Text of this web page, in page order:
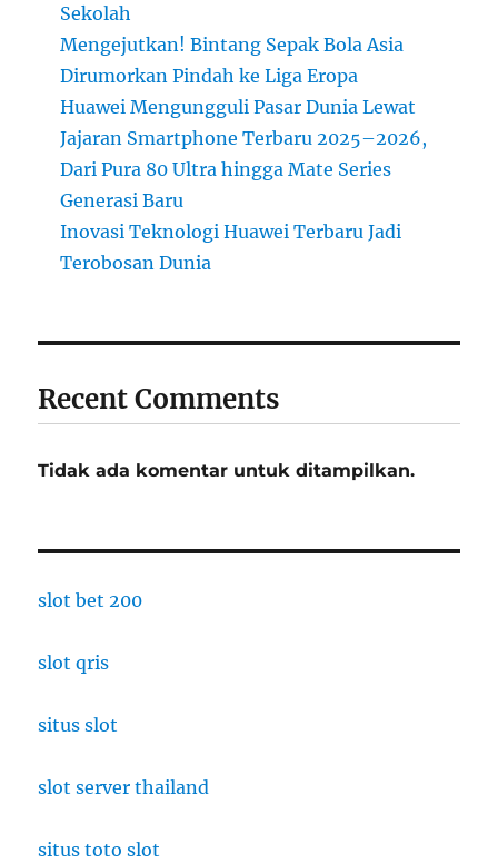
Sekolah
Mengejutkan! Bintang Sepak Bola Asia
Dirumorkan Pindah ke Liga Eropa
Huawei Mengungguli Pasar Dunia Lewat
Jajaran Smartphone Terbaru 2025–2026,
Dari Pura 80 Ultra hingga Mate Series
Generasi Baru
Inovasi Teknologi Huawei Terbaru Jadi
Terobosan Dunia
Recent Comments
Tidak ada komentar untuk ditampilkan.
slot bet 200
slot qris
situs slot
slot server thailand
situs toto slot